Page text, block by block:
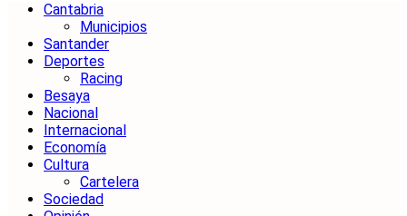
Cantabria
Municipios
Santander
Deportes
Racing
Besaya
Nacional
Internacional
Economía
Cultura
Cartelera
Sociedad